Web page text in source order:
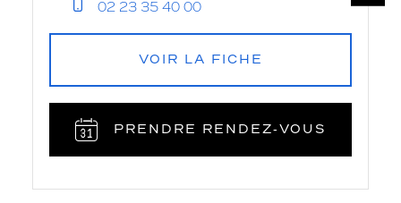
02 23 35 40 00
VOIR LA FICHE
PRENDRE RENDEZ‑VOUS